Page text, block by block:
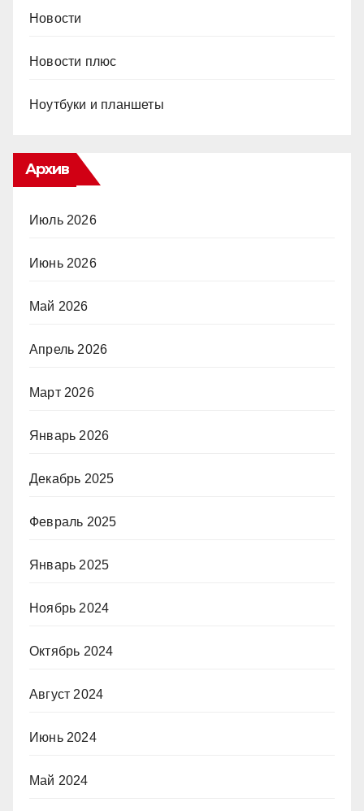
Новости
Новости плюс
Ноутбуки и планшеты
Архив
Июль 2026
Июнь 2026
Май 2026
Апрель 2026
Март 2026
Январь 2026
Декабрь 2025
Февраль 2025
Январь 2025
Ноябрь 2024
Октябрь 2024
Август 2024
Июнь 2024
Май 2024